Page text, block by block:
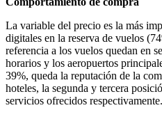
La variable del precio es la más
digitales en la reserva de vuelos
referencia a los vuelos quedan en
horarios y los aeropuertos
39%, queda la reputación de la
hoteles, la segunda y tercera
servicios ofrecidos respectivamente.